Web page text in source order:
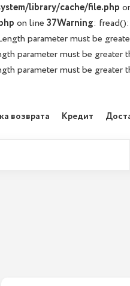
library/cache/file.php
on line 37Warning:
parameter must be
parameter must be greater
parameter must be greater
возврата Кредит